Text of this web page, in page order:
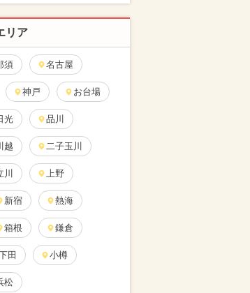
リア
須 名古屋
神戸 お台場
光 品川
越 二子玉川
川 上野
新宿 熱海
箱根 鎌倉
田 小樽
松